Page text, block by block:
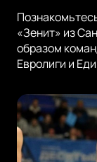
«Зенит» из
образом
Евролиги и